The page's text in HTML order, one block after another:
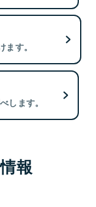
す。
します。
報